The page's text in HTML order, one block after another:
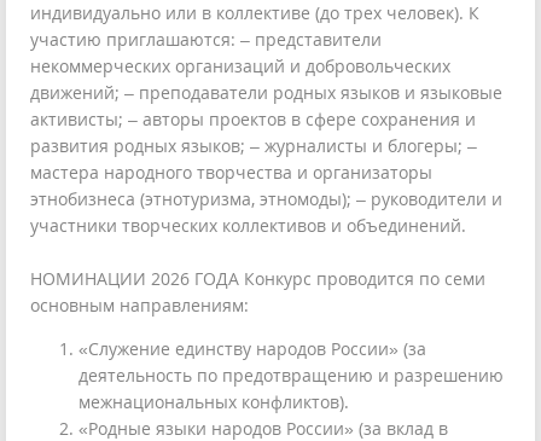
индивидуально или в коллективе (до трех человек). К
участию приглашаются: – представители
некоммерческих организаций и добровольческих
движений; – преподаватели родных языков и языковые
активисты; – авторы проектов в сфере сохранения и
развития родных языков; – журналисты и блогеры; –
мастера народного творчества и организаторы
этнобизнеса (этнотуризма, этномоды); – руководители и
участники творческих коллективов и объединений.
НОМИНАЦИИ 2026 ГОДА Конкурс проводится по семи
основным направлениям:
«Служение единству народов России» (за
деятельность по предотвращению и разрешению
межнациональных конфликтов).
«Родные языки народов России» (за вклад в